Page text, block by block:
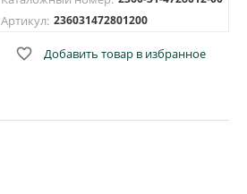
Артикул: 236031472801200
 Добавить товар в избранное